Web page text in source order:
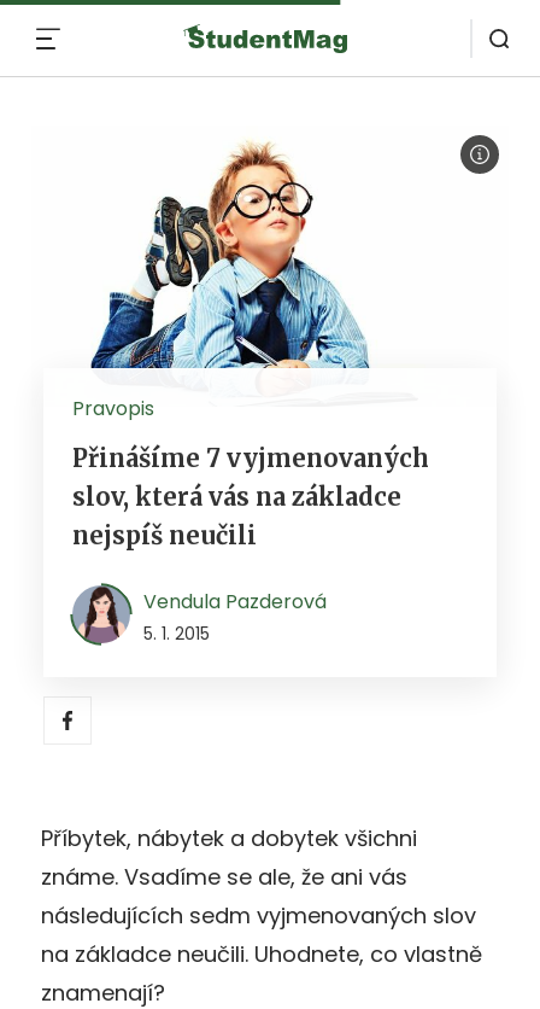
Pravopis
Přinášíme 7 vyjmenovaných
slov, která vás na základce
nejspíš neučili
Vendula Pazderová
5. 1. 2015
Příbytek, nábytek a dobytek všichni
známe. Vsadíme se ale, že ani vás
následujících sedm vyjmenovaných slov
na základce neučili. Uhodnete, co vlastně
znamenají?